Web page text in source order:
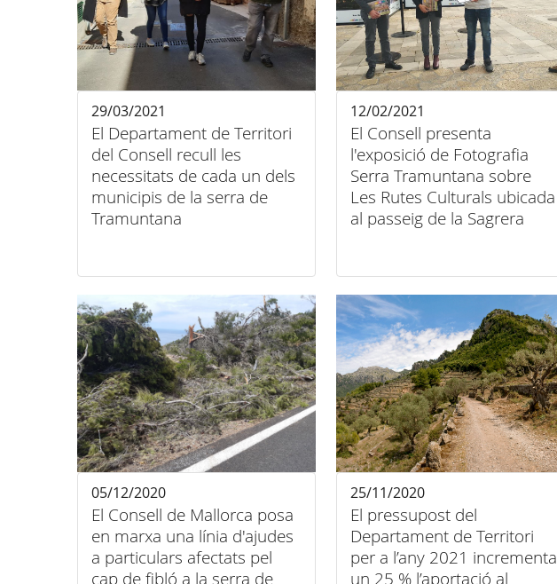
El Departament de Territori
del Consell recull les
necessitats de cada un dels
municipis de la serra de
Tramuntana
29/03/2021
El Consell presenta
l'exposició de Fotografia
Serra Tramuntana sobre
Les Rutes Culturals ubicada
al passeig de la Sagrera
12/02/2021
El Consell de Mallorca posa
en marxa una línia d'ajudes
a particulars afectats pel
cap de fibló a la serra de
05/12/2020
El pressupost del
Departament de Territori
per a l’any 2021 incrementa
un 25 % l’aportació al
25/11/2020